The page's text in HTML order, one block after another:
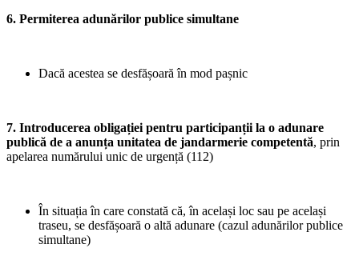
6. Permiterea adunărilor publice simultane
Dacă acestea se desfășoară în mod pașnic
7. Introducerea obligației pentru participanții la o adunare
publică de a anunța unitatea de jandarmerie competentă, prin
apelarea numărului unic de urgență (112)
În situația în care constată că, în același loc sau pe același
traseu, se desfășoară o altă adunare (cazul adunărilor publice
simultane)